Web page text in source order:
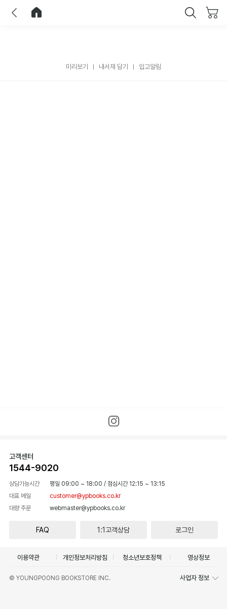
미리보기 내서재 담기 입고알림
고객센터
1544-9020
상담가능시간 평일 09:00 ~ 18:00 / 점심시간 12:15 ~ 13:15
대표 메일
customer@ypbooks.co.kr
대량 주문
webmaster@ypbooks.co.kr
FAQ 1:1고객상담 로그인
이용약관 개인정보처리방침 청소년보호정책 영상정보
© YOUNGPOONG BOOKSTORE INC. 사업자 정보